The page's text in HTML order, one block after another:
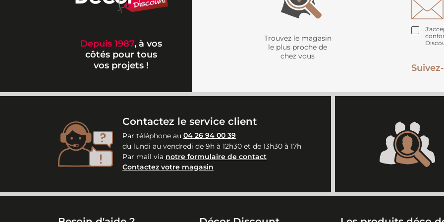
Depuis 1987, à vos
côtés pour tous
vos projets !
Trouvez le magasin
le plus proche de
chez vous
Contactez le service client
Par téléphone au 04 26 94 00 39
du lundi au vendredi de 9h à 12h30 et de 13h30 à 17h
Par mail via notre formulaire de contact
Contactez votre magasin